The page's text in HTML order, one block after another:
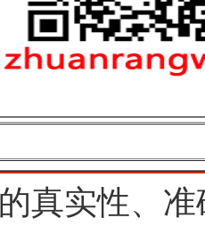
真实性、